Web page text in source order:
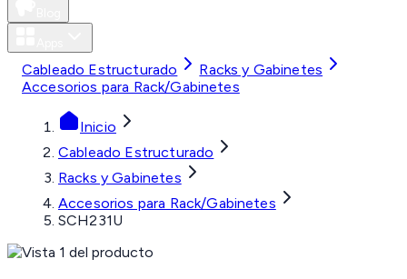
Cableado Estructurado
Racks y Gabinetes
Accesorios para Rack/Gabinetes
Inicio
Cableado Estructurado
Racks y Gabinetes
Accesorios para Rack/Gabinetes
SCH231U